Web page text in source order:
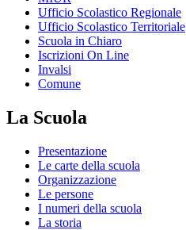
Ufficio Scolastico Regionale
Ufficio Scolastico Territoriale
Scuola in Chiaro
Iscrizioni On Line
Invalsi
Comune
La Scuola
Presentazione
Le carte della scuola
Organizzazione
Le persone
I numeri della scuola
La storia